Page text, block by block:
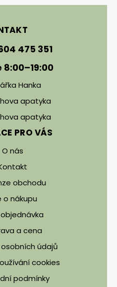
475 351
8:00–19:00
Hanka
apatyka
apatyka
PRO VÁS
O nás
obchodu
o nákupu
a cena
údajů
cookies
podmínky